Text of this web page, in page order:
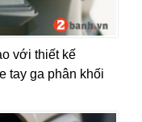
với thiết kế
tay ga phân khối